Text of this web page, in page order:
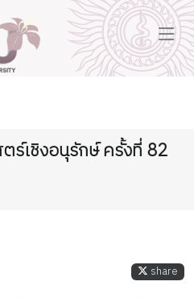
เชิงอนุรักษ์ ครั้งที่ 82
share